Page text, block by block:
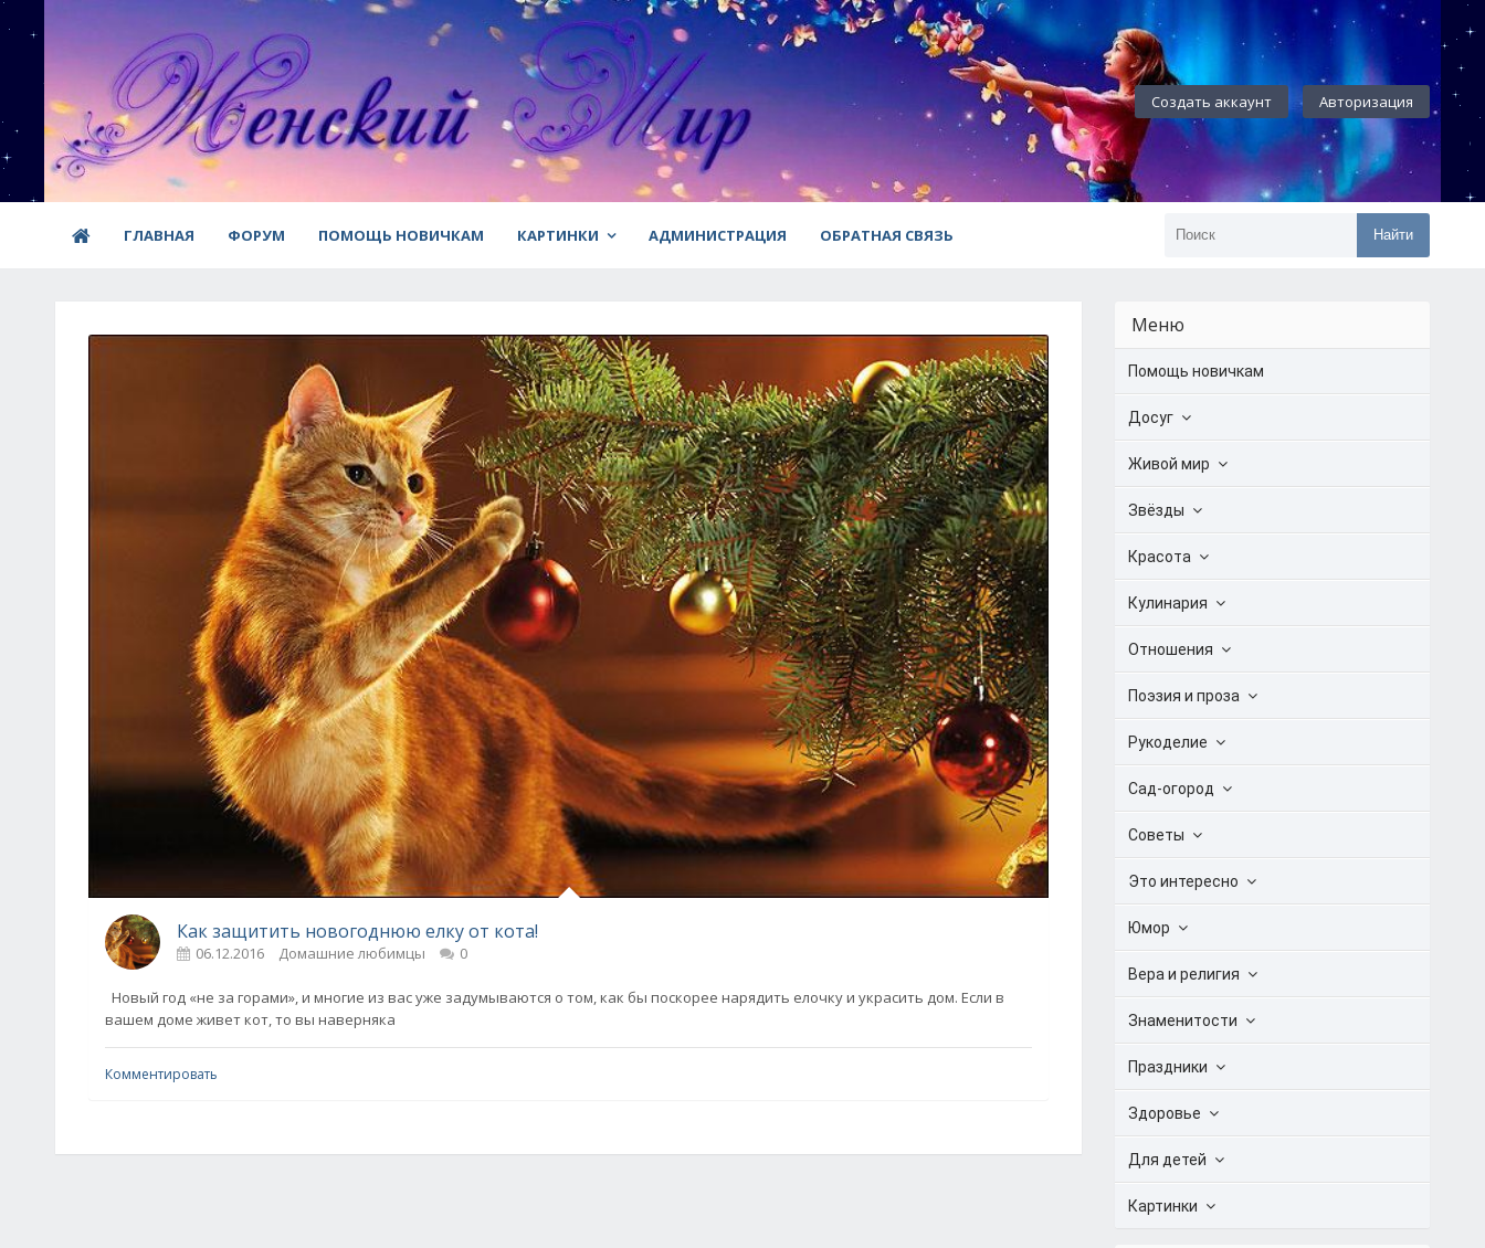
Создать аккаунт Авторизация
ГЛАВНАЯ ФОРУМ ПОМОЩЬ НОВИЧКАМ КАРТИНКИ АДМИНИСТРАЦИЯ ОБРАТНАЯ СВЯЗЬ Найти
Как защитить новогоднюю елку от кота!
06.12.2016 Домашние любимцы 0
Новый год «не за горами», и многие из вас уже задумываются о том, как бы поскорее нарядить елочку и украсить дом. Если в
вашем доме живет кот, то вы наверняка
Комментировать
Меню
Помощь новичкам
Досуг
Живой мир
Звёзды
Красота
Кулинария
Отношения
Поэзия и проза
Рукоделие
Сад-огород
Советы
Это интересно
Юмор
Вера и религия
Знаменитости
Праздники
Здоровье
Для детей
Картинки